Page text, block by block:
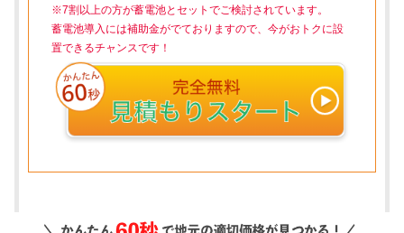
※7割以上の方が蓄電池とセットでご検討されています。
蓄電池導入には補助金がでておりますので、今がおトクに設
置できるチャンスです！